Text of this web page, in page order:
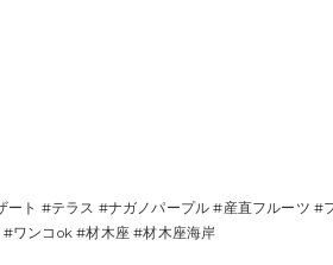
ト #テラス #ナガノパープル #産直フルーツ #
ワンコok #材木座 #材木座海岸